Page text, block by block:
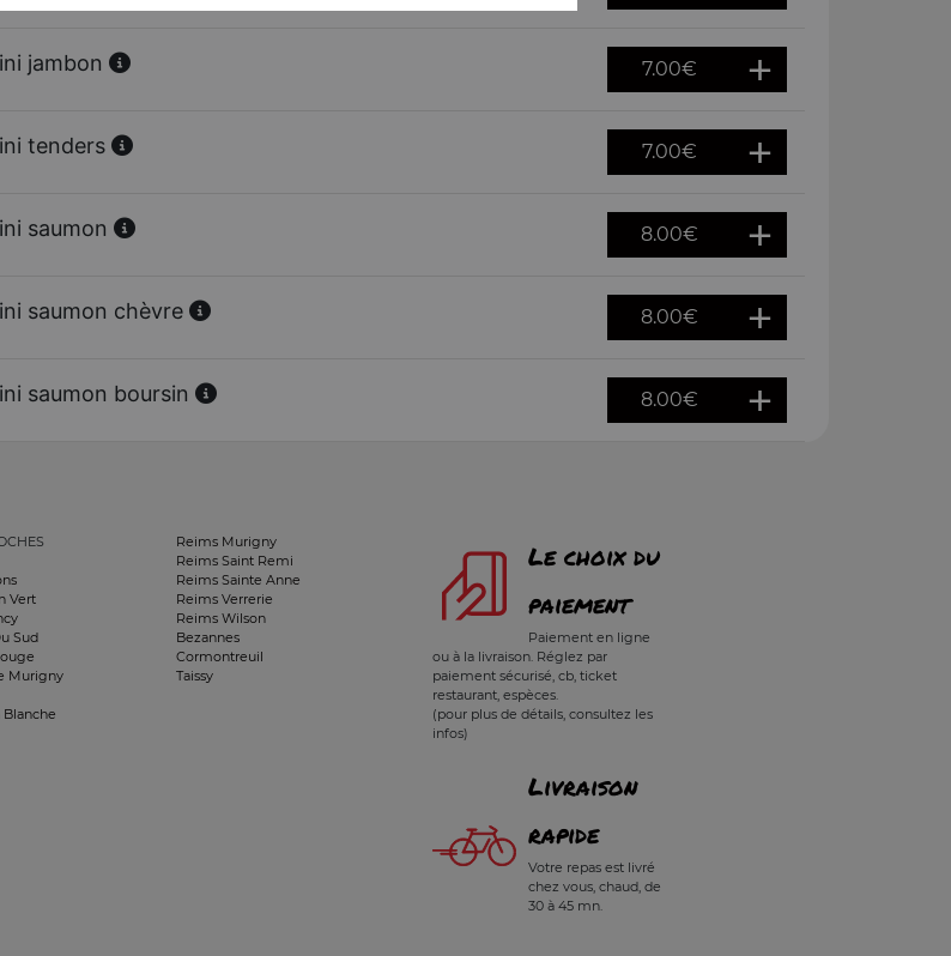
jambon 7.00€
tenders 7.00€
saumon 8.00€
saumon chèvre 8.00€
saumon boursin 8.00€
Vert
Sud
Murigny
Blanche
Reims Murigny
Reims Saint Remi
Reims Sainte Anne
Reims Verrerie
Reims Wilson
Bezannes
Cormontreuil
Taissy
Le choix du
paiement
Paiement en ligne
ou à la livraison. Réglez par
paiement sécurisé, cb, ticket
restaurant, espèces.
(pour plus de détails, consultez les
infos)
Livraison
rapide
Votre repas est livré
chez vous, chaud, de
30 à 45 mn.